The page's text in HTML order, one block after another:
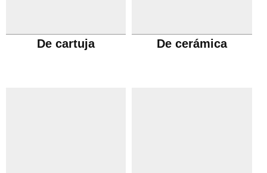
De cartuja De cerámica